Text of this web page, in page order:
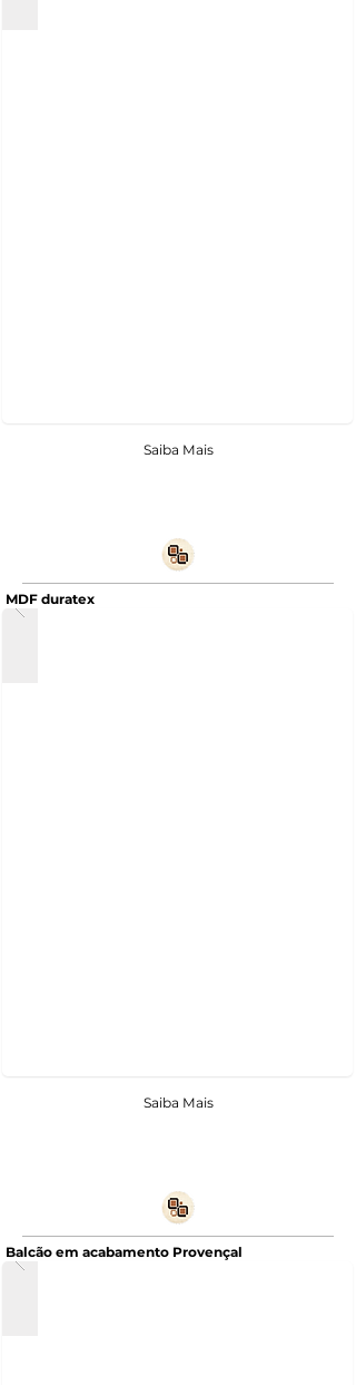
Saiba Mais
MDF duratex
Saiba Mais
Balcão em acabamento Provençal